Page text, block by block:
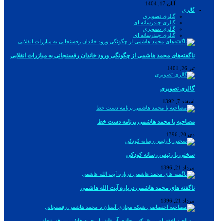
آبان 17, 1404
گالری
گالری تصویری
گالری چندرسانه ای
گالری تصویری
گالری چندرسانه ای
ناگفته‌های محمد هاشمی از چگونگی ورود خاندان رفسنجانی به مبازرات انقلابی
تیر 26, 1401
گالری تصویری
اسفند 7, 1392
مصاحبه با محمد هاشمی برنامه دست خط
دی 20, 1396
سخنی با رئیس رسانه کودکی
مرداد 21, 1396
ناگفته های محمد هاشمی درباره آیت الله هاشمی
مرداد 21, 1396